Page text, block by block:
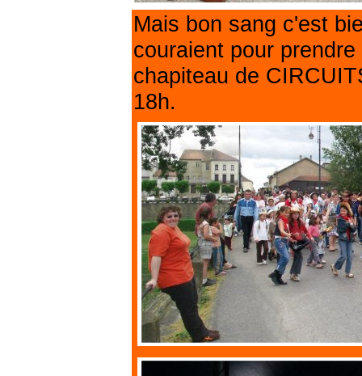
Mais bon sang c'est
couraient pour
chapiteau de
18h.